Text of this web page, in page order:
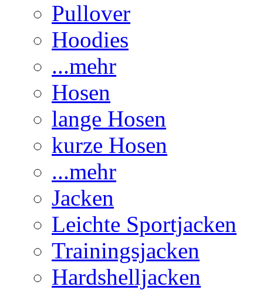
Pullover
Hoodies
...mehr
Hosen
lange Hosen
kurze Hosen
...mehr
Jacken
Leichte Sportjacken
Trainingsjacken
Hardshelljacken